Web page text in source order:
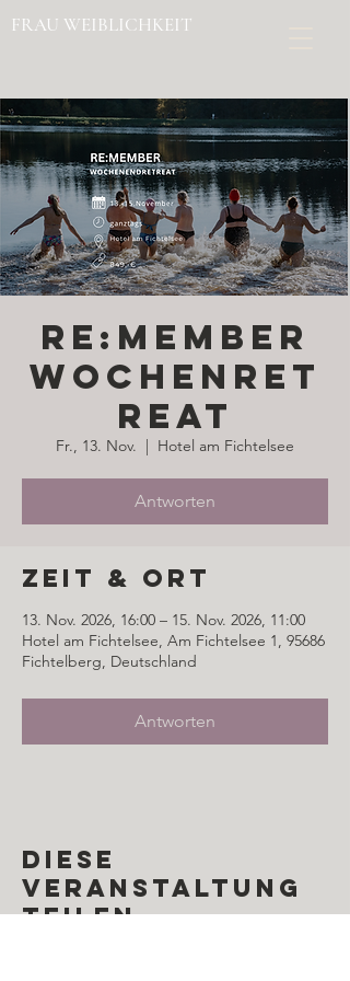
FRAU WEIBLICHKEIT
RE:MEMBER
Wochenret
reat
Fr., 13. Nov.
  |
Hotel am Fichtelsee
Antworten
Zeit & Ort
13. Nov. 2026, 16:00 – 15. Nov. 2026, 11:00
Hotel am Fichtelsee, Am Fichtelsee 1, 95686
Fichtelberg, Deutschland
Antworten
Diese
Veranstaltung
teilen